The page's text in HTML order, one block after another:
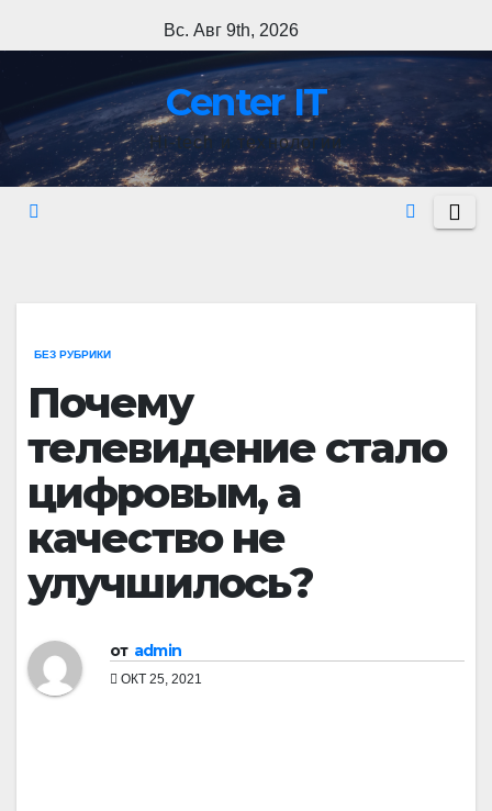
к
Вс. Авг 9th, 2026
Сenter IT
Hi-tech и технологии
БЕЗ РУБРИКИ
Почему
телевидение стало
цифровым, а
качество не
улучшилось?
от admin
ОКТ 25, 2021